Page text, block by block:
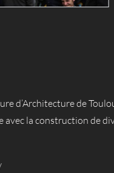
d’Architecture de
avec la construction de